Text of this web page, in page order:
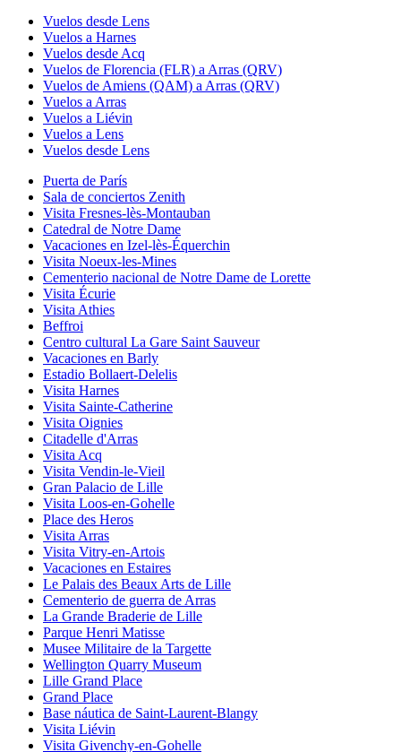
Vuelos desde Lens
Vuelos a Harnes
Vuelos desde Acq
Vuelos de Florencia (FLR) a Arras (QRV)
Vuelos de Amiens (QAM) a Arras (QRV)
Vuelos a Arras
Vuelos a Liévin
Vuelos a Lens
Vuelos desde Lens
Puerta de París
Sala de conciertos Zenith
Visita Fresnes-lès-Montauban
Catedral de Notre Dame
Vacaciones en Izel-lès-Équerchin
Visita Noeux-les-Mines
Cementerio nacional de Notre Dame de Lorette
Visita Écurie
Visita Athies
Beffroi
Centro cultural La Gare Saint Sauveur
Vacaciones en Barly
Estadio Bollaert-Delelis
Visita Harnes
Visita Sainte-Catherine
Visita Oignies
Citadelle d'Arras
Visita Acq
Visita Vendin-le-Vieil
Gran Palacio de Lille
Visita Loos-en-Gohelle
Place des Heros
Visita Arras
Visita Vitry-en-Artois
Vacaciones en Estaires
Le Palais des Beaux Arts de Lille
Cementerio de guerra de Arras
La Grande Braderie de Lille
Parque Henri Matisse
Musee Militaire de la Targette
Wellington Quarry Museum
Lille Grand Place
Grand Place
Base náutica de Saint-Laurent-Blangy
Visita Liévin
Visita Givenchy-en-Gohelle